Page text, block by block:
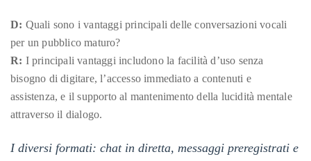
Huffington
Post,
Passport,
TimeOut,
Advocate,
and
among
D: Quali sono i vantaggi principali delle conversazioni vocali
per un pubblico maturo?
R: I principali vantaggi includono la facilità d’uso senza
bisogno di digitare, l’accesso immediato a contenuti e
assistenza, e il supporto al mantenimento della lucidità mentale
attraverso il dialogo.
I diversi formati: chat in diretta, messaggi preregistrati e